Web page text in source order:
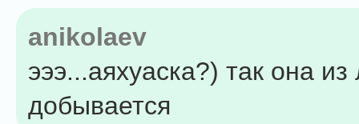
anikolaev
эээ...аяхуаска?) так она
добывается